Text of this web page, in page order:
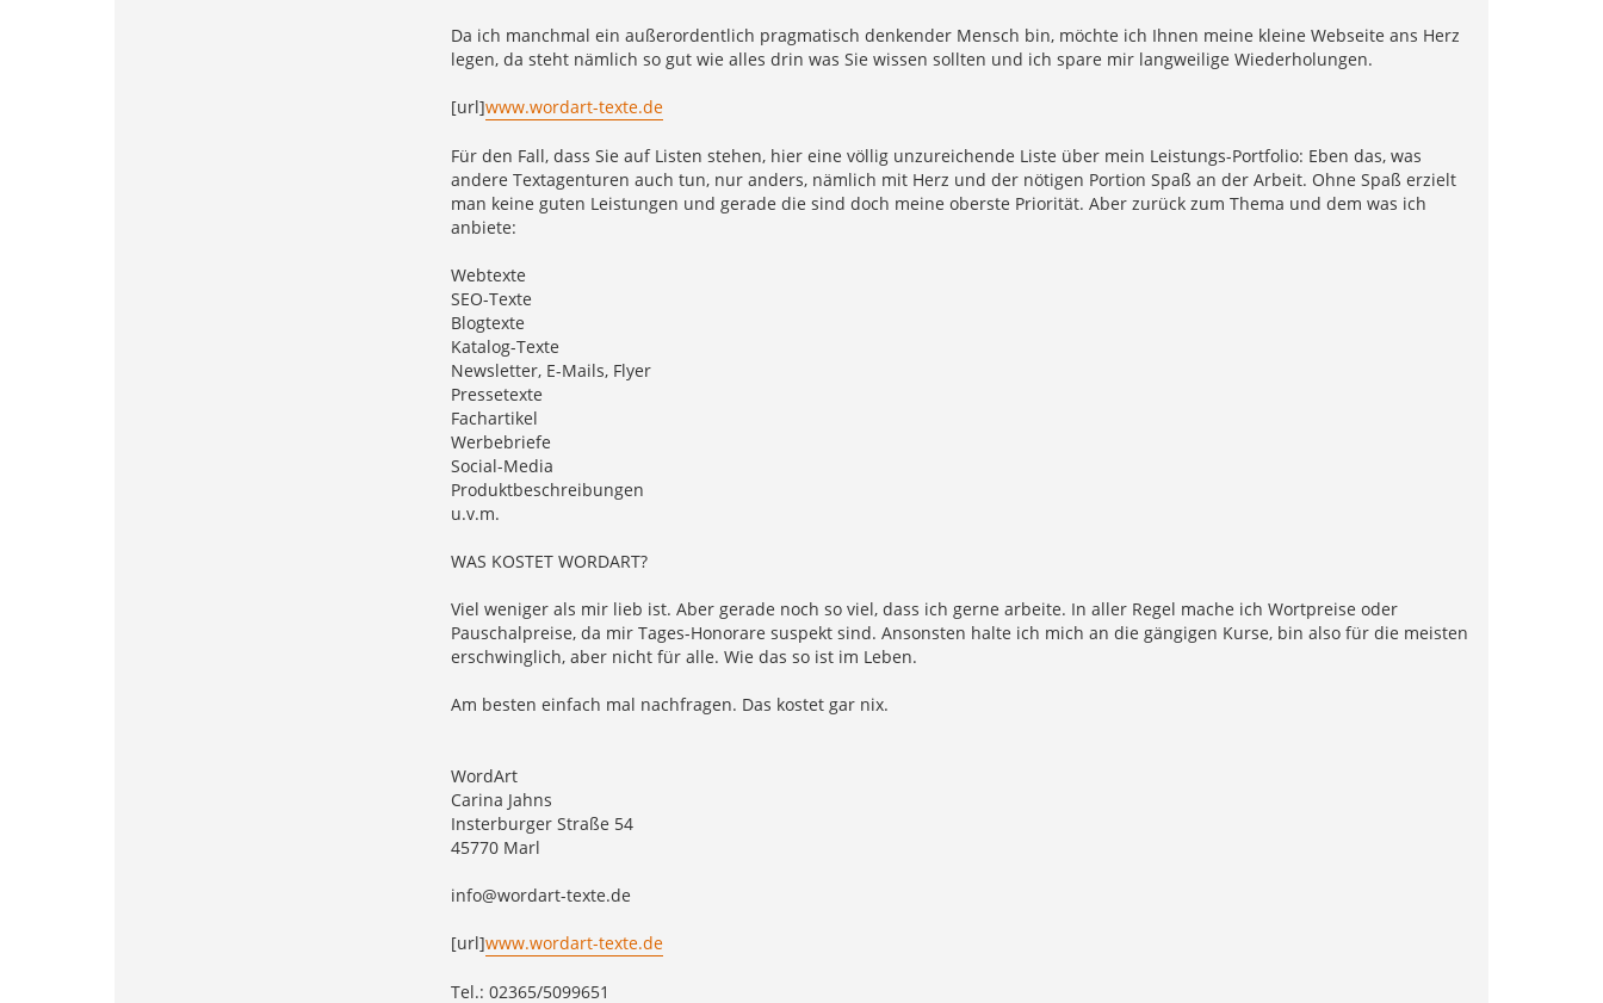
Da ich manchmal ein außerordentlich pragmatisch denkender Mensch bin, möchte ich Ihnen meine kleine Webseite ans Herz
legen, da steht nämlich so gut wie alles drin was Sie wissen sollten und ich spare mir langweilige Wiederholungen.
[url]www.wordart-texte.de
Für den Fall, dass Sie auf Listen stehen, hier eine völlig unzureichende Liste über mein Leistungs-Portfolio: Eben das, was
andere Textagenturen auch tun, nur anders, nämlich mit Herz und der nötigen Portion Spaß an der Arbeit. Ohne Spaß erzielt
man keine guten Leistungen und gerade die sind doch meine oberste Priorität. Aber zurück zum Thema und dem was ich
anbiete:
Webtexte
SEO-Texte
Blogtexte
Katalog-Texte
Newsletter, E-Mails, Flyer
Pressetexte
Fachartikel
Werbebriefe
Social-Media
Produktbeschreibungen
u.v.m.
WAS KOSTET WORDART?
Viel weniger als mir lieb ist. Aber gerade noch so viel, dass ich gerne arbeite. In aller Regel mache ich Wortpreise oder
Pauschalpreise, da mir Tages-Honorare suspekt sind. Ansonsten halte ich mich an die gängigen Kurse, bin also für die meisten
erschwinglich, aber nicht für alle. Wie das so ist im Leben.
Am besten einfach mal nachfragen. Das kostet gar nix.
WordArt
Carina Jahns
Insterburger Straße 54
45770 Marl
info@wordart-texte.de
[url]www.wordart-texte.de
Tel.: 02365/5099651